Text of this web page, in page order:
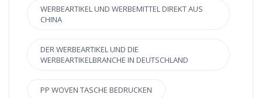
WERBEARTIKEL UND WERBEMITTEL DIREKT AUS
CHINA
DER WERBEARTIKEL UND DIE
WERBEARTIKELBRANCHE IN DEUTSCHLAND
PP WOVEN TASCHE BEDRUCKEN